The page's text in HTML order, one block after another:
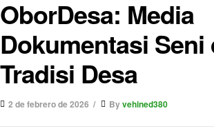
OborDesa: Media
Dokumentasi Seni
Tradisi Desa
2 de febrero de 2026 Byvehined380